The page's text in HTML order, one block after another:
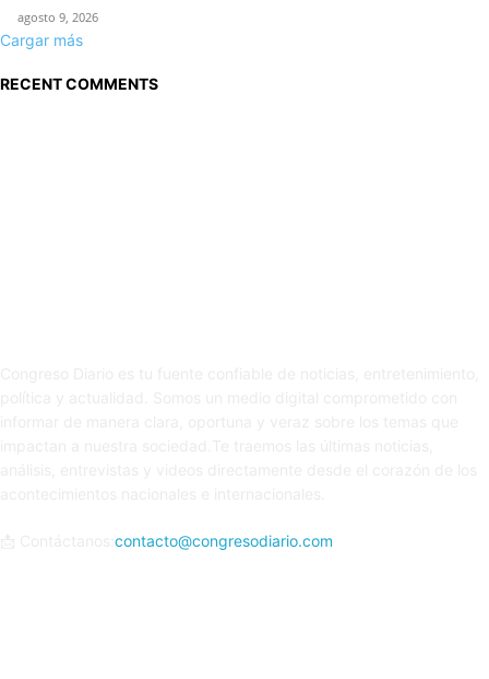
agosto 9, 2026
Cargar más
RECENT COMMENTS
contacto@congresodiario.com